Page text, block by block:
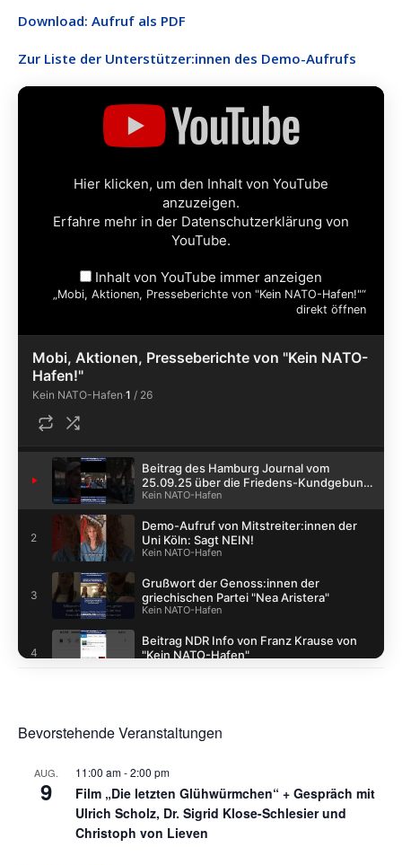
Download: Aufruf als PDF
Zur Liste der Unterstützer:innen des Demo-Aufrufs
„Mobi,
Presseberichte
Hier klicken, um den Inhalt von YouTube
anzuzeigen.
Erfahre mehr in der Datenschutzerklärung von
YouTube.
Inhalt von YouTube immer anzeigen
„Mobi, Aktionen, Presseberichte von "Kein NATO-Hafen!"“
direkt öffnen
Mobi, Aktionen, Presseberichte von "Kein NATO-
Hafen!"
Kein NATO-Hafen·1 / 26
1
Beitrag des Hamburg Journal vom
25.09.25 über die Friedens-Kundgebung
am Marie-Jonas-Platz
Kein NATO-Hafen
2
Demo-Aufruf von Mitstreiter:innen der
Uni Köln: Sagt NEIN!
Kein NATO-Hafen
3
Grußwort der Genoss:innen der
griechischen Partei "Nea Aristera"
Kein NATO-Hafen
4
Beitrag NDR Info von Franz Krause von
"Kein NATO-Hafen"
6
Kein NATO-Hafen
Banneraufhängung gegen NATO-
Kein NATO-Hafen
Bevorstehende Veranstaltungen
AUG.
9
11:00 am-2:00 pm
Film „Die letzten Glühwürmchen“ + Gespräch mit
Ulrich Scholz, Dr. Sigrid Klose-Schlesier und
Christoph von Lieven